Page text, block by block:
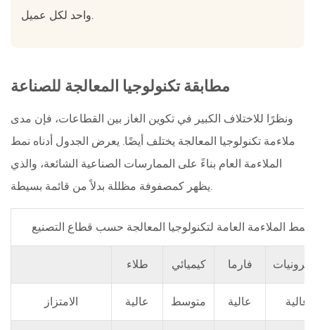
واحد لكل عميل.
مطابقة تكنولوجيا المعالجة للصناعة
ونظرًا للاختلاف الكبير في تكوين الغاز بين القطاعات، فإن مدى
ملاءمة تكنولوجيا المعالجة يختلف أيضًا. يعرض الجدول أدناه نمط
الملاءمة العام بناءً على الممارسات الصناعية الشائعة، والذي
يظهر كمصفوفة مظللة بدلاً من قائمة بسيطة.
نمط الملاءمة العامة لتكنولوجيا المعالجة حسب قطاع التصنيع
طلاء كيميائي فارما
الامتزاز عالية متوسط عالية عالية